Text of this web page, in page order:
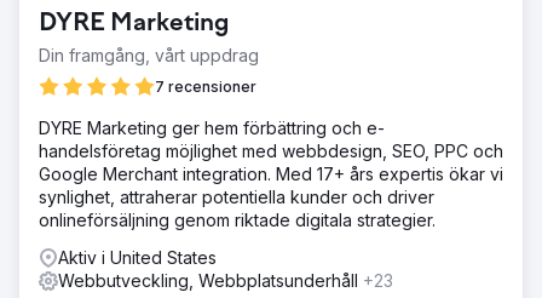
DYRE Marketing
Din framgång, vårt uppdrag
7 recensioner
DYRE Marketing ger hem förbättring och e-
handelsföretag möjlighet med webbdesign, SEO, PPC och
Google Merchant integration. Med 17+ års expertis ökar vi
synlighet, attraherar potentiella kunder och driver
onlineförsäljning genom riktade digitala strategier.
Aktiv i United States
Webbutveckling, Webbplatsunderhåll +23